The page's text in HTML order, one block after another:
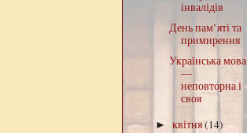
інвалідів
День пам’яті та
примирення
Українська мова
—
неповторна і
своя
►квітня(14)